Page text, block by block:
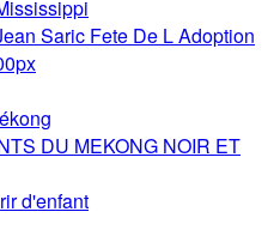
Saric Fete De L Adoption
DU MEKONG NOIR ET
d'enfant